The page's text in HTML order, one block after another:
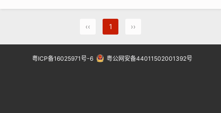
‹‹ 1 ››
粤ICP备16025971号-6 粤公网安备44011502001392号